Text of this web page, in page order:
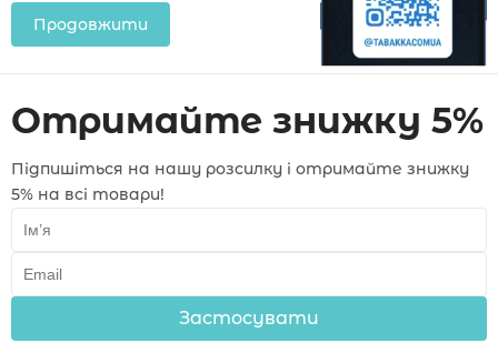
Продовжити
Отримайте знижку 5%
Підпишіться на нашу розсилку і отримайте знижку
5% на всі товари!
Застосувати